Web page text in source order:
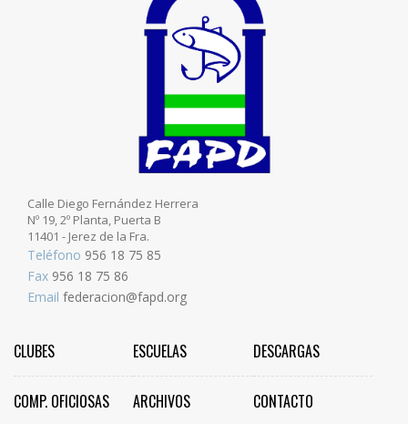
Calle Diego Fernández Herrera
Nº 19, 2º Planta, Puerta B
11401 - Jerez de la Fra.
Teléfono 956 18 75 85
Fax 956 18 75 86
Email federacion@fapd.org
CLUBES ESCUELAS DESCARGAS
COMP. OFICIOSAS ARCHIVOS CONTACTO